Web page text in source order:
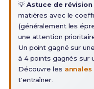
💡Astuce de
matières avec le
(généralement les
une attention
Un point gagné sur
à 4 points gagnés sur
Découvre les
t'entraîner.